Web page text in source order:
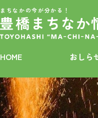
まちなかの今が分かる！
HOME おしら